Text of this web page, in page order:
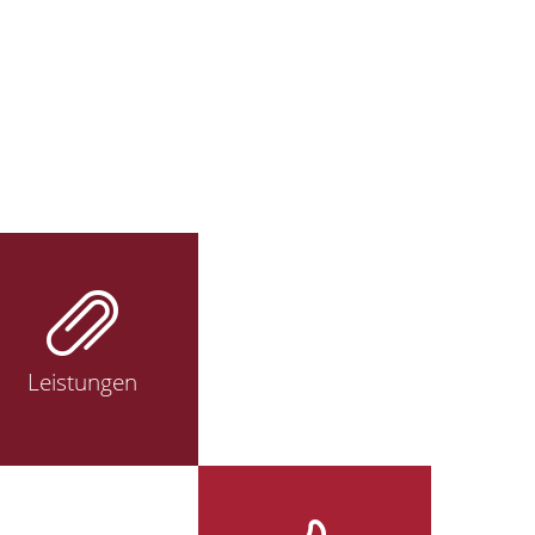
Leistungen